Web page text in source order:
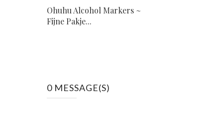
Ohuhu Alcohol Markers ~
Fijne Pakje...
0 MESSAGE(S)